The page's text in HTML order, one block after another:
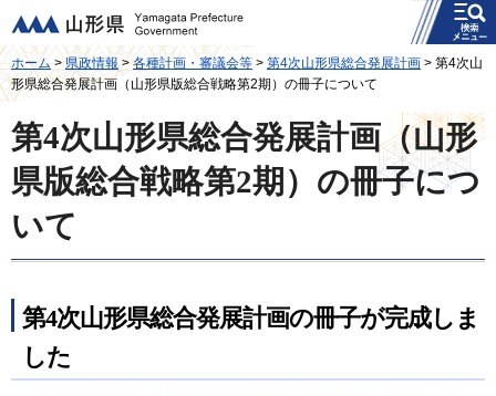
山形県
メニュー
ホーム>県政情報>各種計画・審議会等 > 第4次山形県総合発展計画 > 第4次山
形県総合発展計画（山形県版総合戦略第2期）の冊子について
第4次山形県総合発展計画（山形
県版総合戦略第2期）の冊子につ
いて
第4次山形県総合発展計画の冊子が完成しま
した